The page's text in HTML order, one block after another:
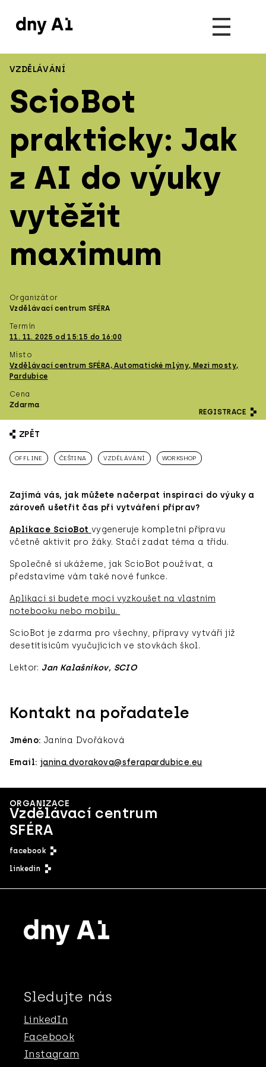
VZDĚLÁVÁNÍ
ScioBot
prakticky: Jak
z AI do výuky
vytěžit
maximum
Organizátor
Vzdělávací centrum SFÉRA
Termín
11. 11. 2025 od 15:15 do 16:00
Místo
Vzdělávací centrum SFÉRA, Automatické mlýny, Mezi mosty,
Pardubice
Cena
Zdarma
REGISTRACE
ZPĚT
OFFLINE ČEŠTINA VZDĚLÁVÁNÍ WORKSHOP
Zajímá vás, jak můžete načerpat inspiraci do výuky a
zároveň ušetřit čas při vytváření příprav?
Aplikace ScioBot vygeneruje kompletní přípravu
včetně aktivit pro žáky. Stačí zadat téma a třídu.
Společně si ukážeme, jak ScioBot používat, a
představíme vám také nové funkce.
Aplikaci si budete moci vyzkoušet na vlastním
notebooku nebo mobilu.
ScioBot je zdarma pro všechny, přípravy vytváří již
desetitisícům vyučujících ve stovkách škol.
Lektor: Jan Kalašnikov, SCIO
Kontakt na pořadatele
Jméno: Janina Dvořáková
Email: janina.dvorakova@sferapardubice.eu
ORGANIZACE
Vzdělávací centrum
SFÉRA
facebook
linkedin
Sledujte nás
LinkedIn
Facebook
Instagram